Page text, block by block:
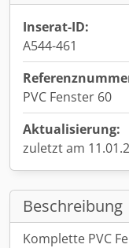
Inserat-ID:
A544-461
PVC Fenster 60
Aktualisierung:
zuletzt am
Beschreibung
Komplette PVC